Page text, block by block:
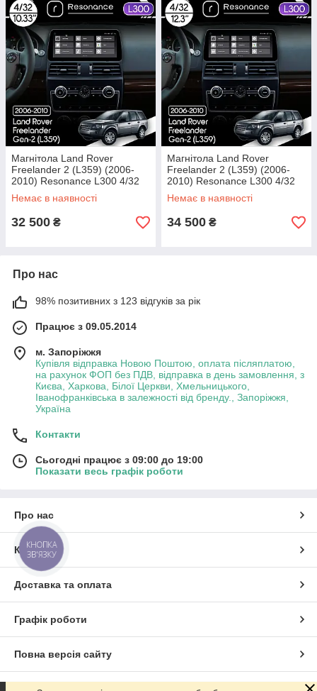
Магнітола Land Rover
Freelander 2 (L359) (2006-
2010) Resonance L300 4/32
10.33" QLED, 360 (BMW
Style)
Немає в наявності
32 500 ₴
Магнітола Land Rover
Freelander 2 (L359) (2006-
2010) Resonance L300 4/32
12.3" QLED, 360 (BMW Style)
Немає в наявності
34 500 ₴
Про нас
98% позитивних з 123 відгуків за рік
Працює з 09.05.2014
м. Запоріжжя
Купівля відправка Новою Поштою, оплата післяплатою,
на рахунок ФОП без ПДВ, відправка в день замовлення, з
Києва, Харкова, Білої Церкви, Хмельницького,
Іванофранківська в залежності від бренду., Запоріжжя,
Україна
Контакти
Сьогодні працює з 09:00 до 19:00
Показати весь графік роботи
Про нас
Контакти
Доставка та оплата
Графік роботи
Повна версія сайту
КНОПКА
ЗВ'ЯЗКУ